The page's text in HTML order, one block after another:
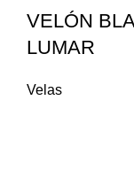
VELÓN
LUMAR
Velas